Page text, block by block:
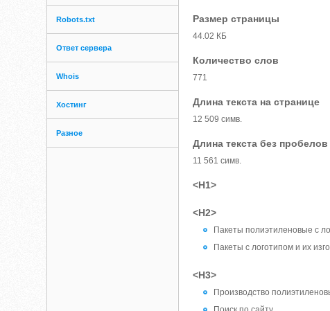
Robots.txt
Ответ сервера
Whois
Хостинг
Разное
Размер страницы
44.02 КБ
Количество слов
771
Длина текста на странице
12 509 симв.
Длина текста без пробелов
11 561 симв.
<H1>
<H2>
Пакеты полиэтиленовые с
Пакеты с логотипом и их
<H3>
Производство